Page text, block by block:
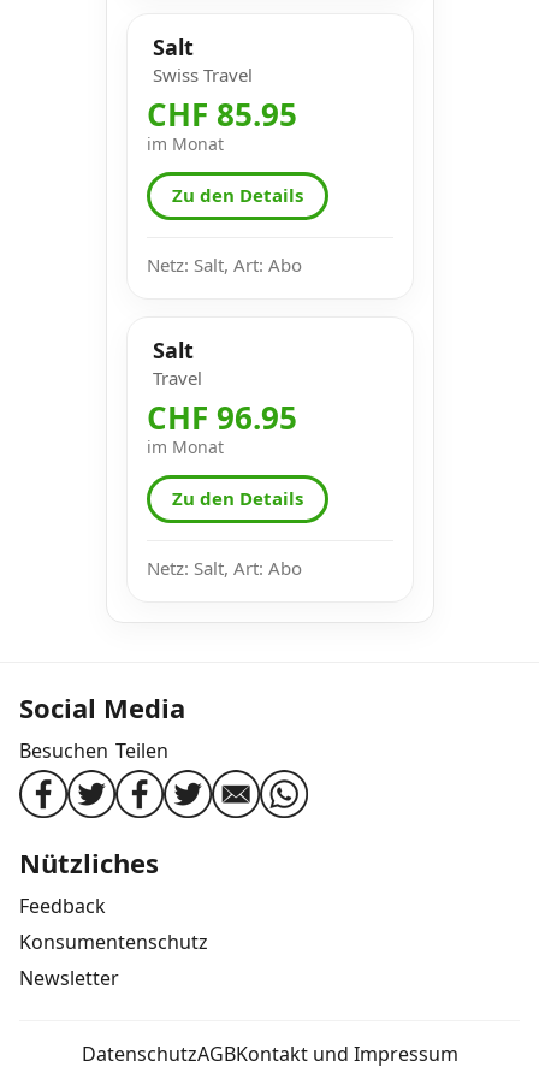
Salt
Swiss Travel
CHF 85.95
im Monat
Zu den Details
Netz: Salt, Art: Abo
Salt
Travel
CHF 96.95
im Monat
Zu den Details
Netz: Salt, Art: Abo
Social Media
Besuchen Teilen
Nützliches
Feedback
Konsumentenschutz
Newsletter
DatenschutzAGBKontakt und Impressum